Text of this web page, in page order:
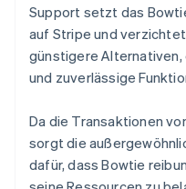
Support setzt das
auf Stripe und
günstigere
und zuverlässige
Da die Transaktionen
sorgt die
dafür, dass Bowtie